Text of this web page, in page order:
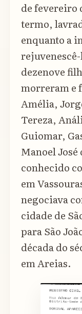
de fevereiro
termo,
enquanto a
rejuvenescê-
dezenove
morreram e
Amélia,
Tereza,
Guiomar,
Manoel José
conhecido
em
negociava
cidade de
para São
década do
em Areias.